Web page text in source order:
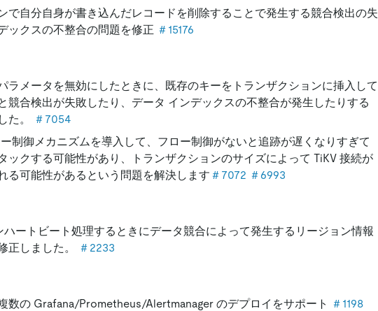
で自分自身が書き込んだレコードを削除することで発生する競合検出の失
ックスの不整合の問題を修正 ＃15176
ラメータを無効にしたときに、既存のキーをトランザクションに挿入して
競合検出が失敗したり、データ インデックスの不整合が発生したりする
た。
＃7054
制御メカニズムを導入して、フロー制御がないと追跡が遅くなりすぎて
ックする可能性があり、トランザクションのサイズによって TiKV 接続が
る可能性があるという問題を解決します ＃7072 ＃6993
ハートビート処理するときにデータ競合によって発生するリージョン情報
正しました。
＃2233
数の Grafana/Prometheus/Alertmanager のデプロイをサポート ＃1198